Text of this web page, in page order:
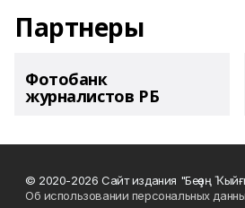
Партнеры
Фотобанк
журналистов РБ
© 2020-2026 Сайт издания "Беҙҙең
Об использовании персональных